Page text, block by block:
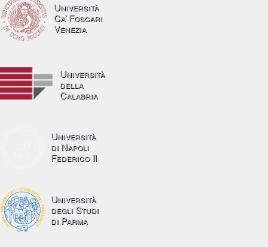
Università
Ca’ Foscari
Venezia
Università
della
Calabria
Università
di Napoli
Federico II
Università
degli Studi
di Parma